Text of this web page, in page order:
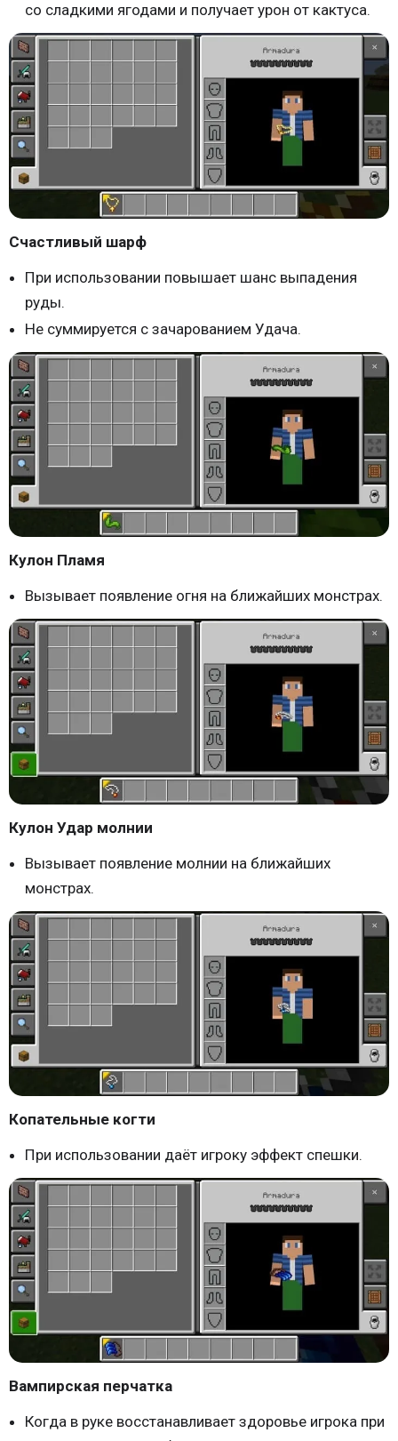
со сладкими ягодами и получает урон от кактуса.
Счастливый шарф
При использовании повышает шанс выпадения
руды.
Не суммируется с зачарованием Удача.
Кулон Пламя
Вызывает появление огня на ближайших монстрах.
Кулон Удар молнии
Вызывает появление молнии на ближайших
монстрах.
Копательные когти
При использовании даёт игроку эффект спешки.
Вампирская перчатка
Когда в руке восстанавливает здоровье игрока при